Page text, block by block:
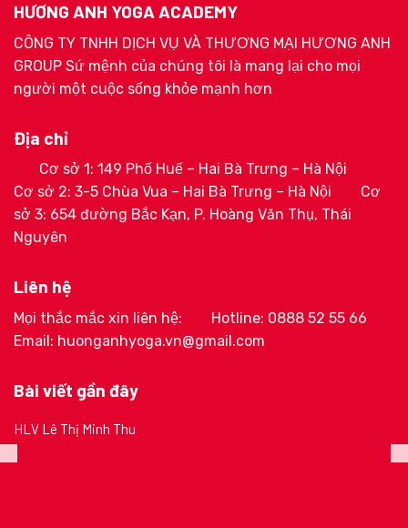
HƯƠNG ANH YOGA ACADEMY
CÔNG TY TNHH DỊCH VỤ VÀ THƯƠNG MẠI HƯƠNG ANH
GROUP Sứ mệnh của chúng tôi là mang lại cho mọi
người một cuộc sống khỏe mạnh hơn
Địa chỉ
Cơ sở 1: 149 Phố Huế – Hai Bà Trưng – Hà Nội
Cơ sở 2: 3-5 Chùa Vua – Hai Bà Trưng – Hà Nội
Cơ
sở 3: 654 đường Bắc Kạn, P. Hoàng Văn Thụ, Thái
Nguyên
Liên hệ
Mọi thắc mắc xin liên hệ:
Hotline: 0888 52 55 66
Email: huonganhyoga.vn@gmail.com
Bài viết gần đây
HLV Lê Thị Minh Thu